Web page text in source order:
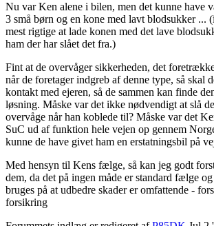
Nu var Ken alene i bilen, men det kunne have
3 små børn og en kone med lavt blodsukker ...
mest rigtige at lade konen med det lave
ham der har slået det fra.)
Fint at de overvåger sikkerheden, det
når de foretager indgreb af denne type, så skal
kontakt med ejeren, så de sammen kan finde
løsning. Måske var det ikke nødvendigt at slå
overvåge når han koblede til? Måske var det
SuC ud af funktion hele vejen op gennem
kunne de have givet ham en erstatningsbil på
Med hensyn til Kens fælge, så kan jeg godt
dem, da det på ingen måde er standard fælge
bruges på at udbedre skader er omfattende -
forsikring